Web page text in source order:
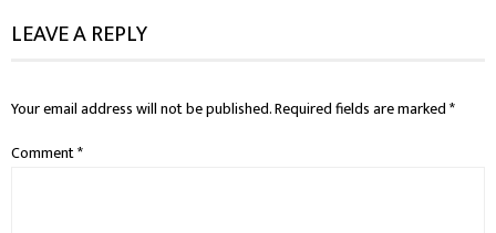
LEAVE A REPLY
Your email address will not be published.Required fields are marked*
Comment*